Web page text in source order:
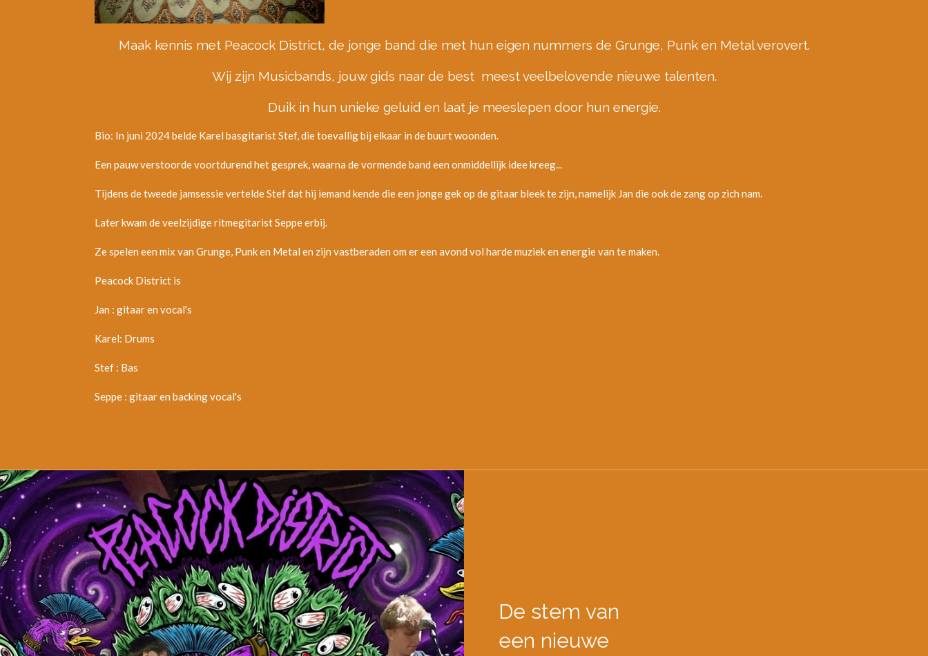
Maak kennis met Peacock District, de jonge band die met hun eigen nummers de Grunge, Punk en Metal verovert.
Wij zijn Musicbands, jouw gids naar de best meest veelbelovende nieuwe talenten.
Duik in hun unieke geluid en laat je meeslepen door hun energie.
Bio: In juni 2024 belde Karel basgitarist Stef, die toevallig bij elkaar in de buurt woonden.
Een pauw verstoorde voortdurend het gesprek, waarna de vormende band een onmiddellijk idee kreeg...
Tijdens de tweede jamsessie vertelde Stef dat hij iemand kende die een jonge gek op de gitaar bleek te zijn, namelijk Jan die ook de zang op zich nam.
Later kwam de veelzijdige ritmegitarist Seppe erbij.
Ze spelen een mix van Grunge, Punk en Metal en zijn vastberaden om er een avond vol harde muziek en energie van te maken.
Peacock District is
Jan : gitaar en vocal's
Karel: Drums
Stef : Bas
Seppe : gitaar en backing vocal's
De stem van
een nieuwe